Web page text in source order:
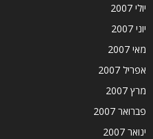
יולי 2007
יוני 2007
מאי 2007
אפריל 2007
מרץ 2007
פברואר 2007
ינואר 2007